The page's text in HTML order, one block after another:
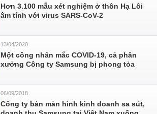
Hơn 3.100 mẫu xét nghiệm ở thôn Hạ Lôi
âm tính với virus SARS-CoV-2
13/04/2020
Một công nhân mắc COVID-19, cả phân
xưởng Công ty Samsung bị phong tỏa
06/09/2018
Công ty bán màn hình kinh doanh sa sút,